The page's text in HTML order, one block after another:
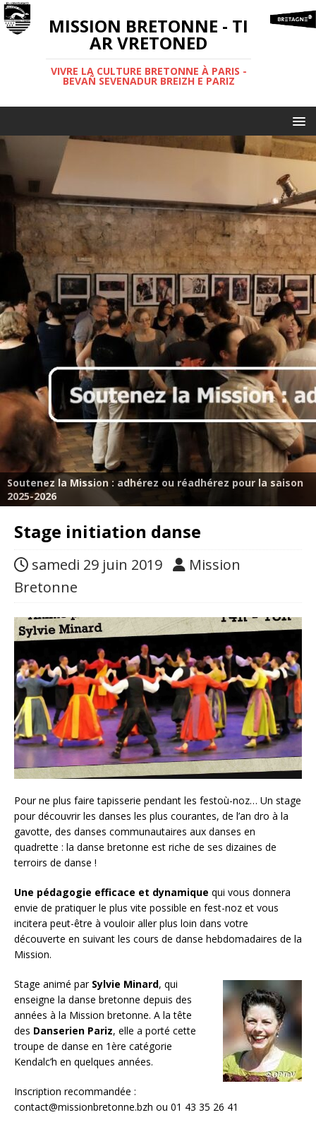
MISSION BRETONNE - TI
AR VRETONED
VIVRE LA CULTURE BRETONNE À PARIS -
BEVAÑ SEVENADUR BREIZH E PARIZ
Soutenez la Mission : adhérez ou réadhérez pour la saison
2025-2026
Stage initiation danse
samedi 29 juin 2019
Mission
Bretonne
Pour ne plus faire tapisserie pendant les festoù-noz… Un stage
pour découvrir les danses les plus courantes, de l’an dro à la
gavotte, des danses communautaires aux danses en
quadrette : la danse bretonne est riche de ses dizaines de
terroirs de danse !
Une pédagogie efficace et dynamique qui vous donnera
envie de pratiquer le plus vite possible en fest-noz et vous
incitera peut-être à vouloir aller plus loin dans votre
découverte en suivant les cours de danse hebdomadaires de la
Mission.
Stage animé par Sylvie Minard, qui
enseigne la danse bretonne depuis des
années à la Mission bretonne. A la tête
des Danserien Pariz, elle a porté cette
troupe de danse en 1ère catégorie
Kendalc’h en quelques années.
Inscription recommandée :
contact@missionbretonne.bzh ou 01 43 35 26 41